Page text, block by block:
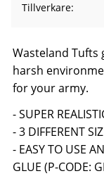
Tillverkare
Wasteland Tufts
harsh
for your army.
- SUPER
- 3 DIFFERENT
- EASY TO USE
GLUE (P-CODE: